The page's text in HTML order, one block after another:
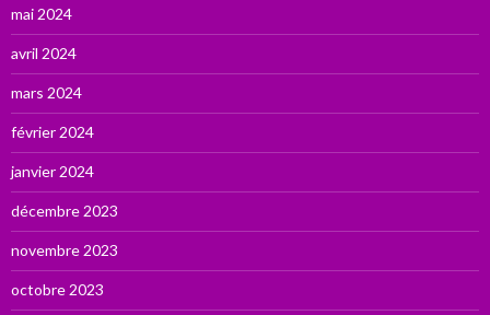
mai 2024
avril 2024
mars 2024
février 2024
janvier 2024
décembre 2023
novembre 2023
octobre 2023